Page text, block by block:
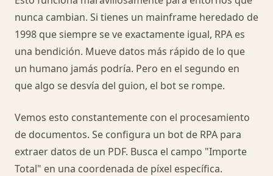
nunca cambian. Si tienes un mainframe heredado de
1998 que siempre se ve exactamente igual, RPA es
una bendición. Mueve datos más rápido de lo que
un humano jamás podría. Pero en el segundo en
que algo se desvía del guion, el bot se rompe.
Vemos esto constantemente con el procesamiento
de documentos. Se configura un bot de RPA para
extraer datos de un PDF. Busca el campo "Importe
Total" en una coordenada de píxel específica.